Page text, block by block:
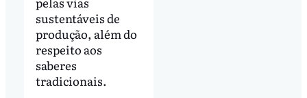
sustentáveis de
produção, além do
respeito aos
saberes
tradicionais.